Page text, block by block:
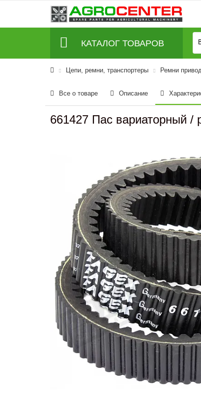
КАТАЛОГ ТОВАРОВ
Цепи, ремни, транспортеры Ремни
Все о товаре Описание
661427 Пас вариаторный /